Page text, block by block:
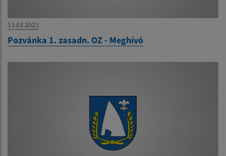
13.03.2021
Pozvánka 1. zasadn. OZ - Meghívó